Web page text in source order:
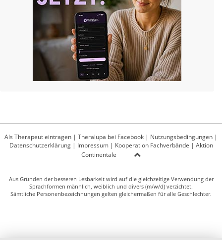
Als Therapeut eintragen | Theralupa bei Facebook | Nutzungsbedingungen |
Datenschutzerklärung| Impressum| Kooperation Fachverbände | Aktion
Continentale
Aus Gründen der besseren Lesbarkeit wird auf die gleichzeitige Verwendung der
Sprachformen männlich, weiblich und divers (m/w/d) verzichtet.
Sämtliche Personenbezeichnungen gelten gleichermaßen für alle Geschlechter.